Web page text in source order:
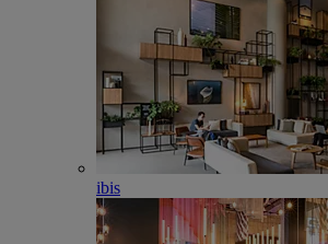
ibis